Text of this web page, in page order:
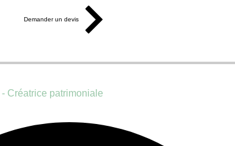
Demander un devis
- Créatrice patrimoniale